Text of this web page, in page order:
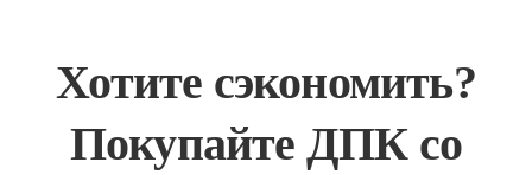
Хотите сэкономить?
Покупайте ДПК со